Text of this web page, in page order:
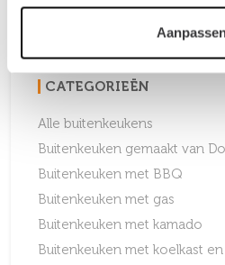
CATEGORIEËN
Alle buitenkeukens
Buitenkeuken gemaakt van
Buitenkeuken met BBQ
Buitenkeuken met gas
Buitenkeuken met kamado
Buitenkeuken met koelkast